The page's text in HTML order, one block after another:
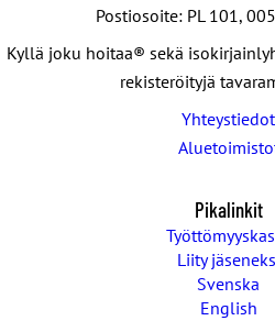
Postiosoite: PL 101,
Kyllä joku hoitaa® sekä
rekisteröityjä
Yhteystiedot
Pikalinkit
Liity
Svenska
English